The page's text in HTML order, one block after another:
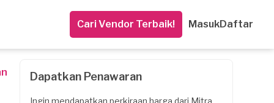
Cari Vendor Terbaik! MasukDaftar
Dapatkan Penawaran
Ingin mendapatkan perkiraan harga dari Mitra